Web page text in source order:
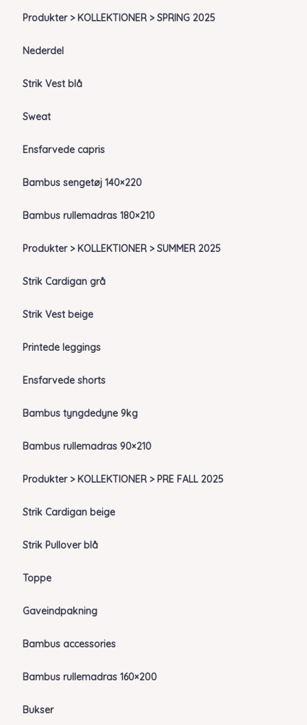
Produkter > KOLLEKTIONER > SPRING 2025
Nederdel
Strik Vest blå
Sweat
Ensfarvede capris
Bambus sengetøj 140×220
Bambus rullemadras 180×210
Produkter > KOLLEKTIONER > SUMMER 2025
Strik Cardigan grå
Strik Vest beige
Printede leggings
Ensfarvede shorts
Bambus tyngdedyne 9kg
Bambus rullemadras 90×210
Produkter > KOLLEKTIONER > PRE FALL 2025
Strik Cardigan beige
Strik Pullover blå
Toppe
Gaveindpakning
Bambus accessories
Bambus rullemadras 160×200
Bukser